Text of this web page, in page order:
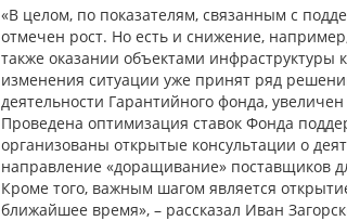
«В целом, по показателям, связанным с
отмечен рост. Но есть и снижение,
также оказании объектами инфраструктуры
изменения ситуации уже принят ряд
деятельности Гарантийного фонда,
Проведена оптимизация ставок Фонда
организованы открытые консультации о
направление «доращивание» поставщиков
Кроме того, важным шагом является
ближайшее время», – рассказал Иван